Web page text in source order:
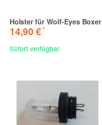
Holster für Wolf-Eyes Boxer
14,90 €*
Sofort verfügbar